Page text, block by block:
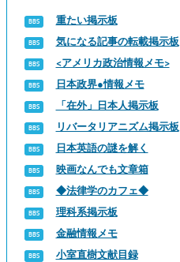
重たい掲示板
気になる記事の転載掲示板
<アメリカ政治情報メモ>
日本政界●情報メモ
「在外」日本人掲示板
リバータリアニズム掲示板
日本英語の謎を解く
映画なんでも文章箱
◆法律学のカフェ◆
理科系掲示板
金融情報メモ
小室直樹文献目録